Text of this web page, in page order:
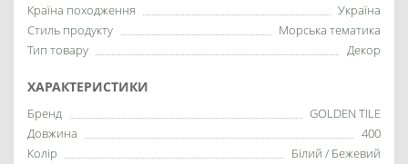
Країна походження
Україна
Стиль продукту
Морська тематика
Тип товару
Декор
ХАРАКТЕРИСТИКИ
Бренд
GOLDEN TILE
Довжина
400
Колір
Білий / Бежевий